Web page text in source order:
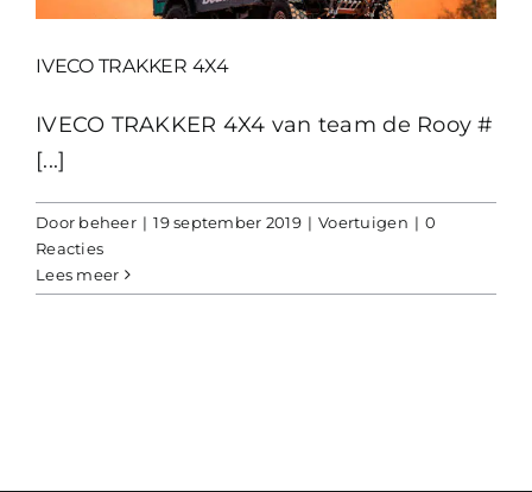
IVECO TRAKKER 4X4
IVECO TRAKKER 4X4 van team de Rooy #
[...]
Door beheer | 19 september 2019 | Voertuigen | 0
Reacties
Lees meer